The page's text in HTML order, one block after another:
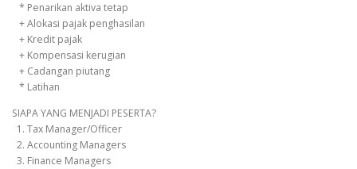
* Penarikan aktiva tetap
+ Alokasi pajak penghasilan
+ Kredit pajak
+ Kompensasi kerugian
+ Cadangan piutang
* Latihan
SIAPA YANG MENJADI PESERTA?
1. Tax Manager/Officer
2. Accounting Managers
3. Finance Managers